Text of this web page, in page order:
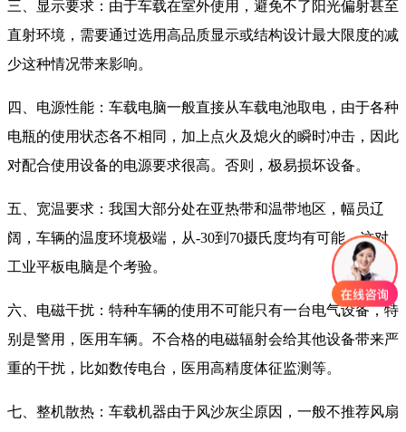
三、显示要求：由于车载在室外使用，避免不了阳光偏射甚至
直射环境，需要通过选用高品质显示或结构设计最大限度的减
少这种情况带来影响。
四、电源性能：车载电脑一般直接从车载电池取电，由于各种
电瓶的使用状态各不相同，加上点火及熄火的瞬时冲击，因此
对配合使用设备的电源要求很高。否则，极易损坏设备。
五、宽温要求：我国大部分处在亚热带和温带地区，幅员辽
阔，车辆的温度环境极端，从-30到70摄氏度均有可能，这对
工业平板电脑是个考验。
六、电磁干扰：特种车辆的使用不可能只有一台电气设备，特
别是警用，医用车辆。不合格的电磁辐射会给其他设备带来严
重的干扰，比如数传电台，医用高精度体征监测等。
七、整机散热：车载机器由于风沙灰尘原因，一般不推荐风扇